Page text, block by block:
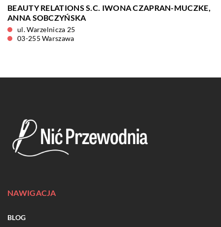
BEAUTY RELATIONS S.C. IWONA CZAPRAN-MUCZKE,
ANNA SOBCZYŃSKA
ul. Warzelnicza 25
03-255 Warszawa
NAWIGACJA
BLOG